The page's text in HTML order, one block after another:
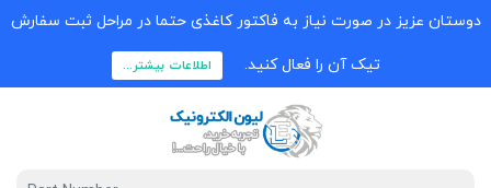
دوستان عزیز در صورت نیاز به فاکتور کاغذی حتما در مراحل ثبت سفارش
تیک آن را فعال کنید. اطلاعات بیشتر...